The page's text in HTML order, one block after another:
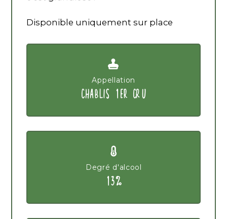
Disponible uniquement sur place
Appellation
CHABLIS 1ER CRU
Degré d'alcool
13%